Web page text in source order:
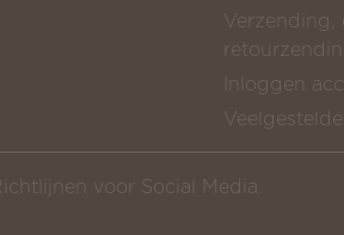
Verzending,
Inloggen
voor Social Media